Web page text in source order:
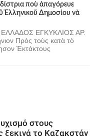
ποὺ ἀπαγόρευε
Ἑλληνικοῦ Δημοσίου νὰ
ΕΓΚΥΚΛΙΟΣ ΑΡ.
Πρὸς τοὺς κατὰ τὸ
Ἐκτάκτους